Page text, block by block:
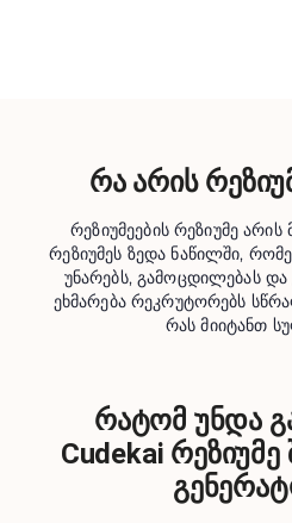
რა არის
რეზიუმეების რეზიუმე
რეზიუმეს ზედა ნაწილში,
უნარებს, გამოცდილებას და
ეხმარება რეკრუტორებს
რას მიიტანთ
რატომ უნდა
Cudekai რეზიუმე